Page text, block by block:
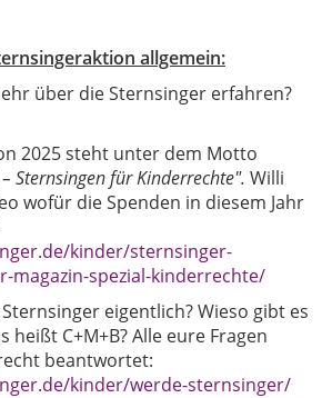
allgemein:
über die Sternsinger erfahren?
2025 steht unter dem Motto
Sternsingen für Kinderrechte". Willi
wofür die Spenden in diesem Jahr
kinder/sternsinger-
magazin-spezial-kinderrechte/
eigentlich? Wieso gibt es
heißt C+M+B? Alle eure Fragen
beantwortet:
kinder/werde-sternsinger/